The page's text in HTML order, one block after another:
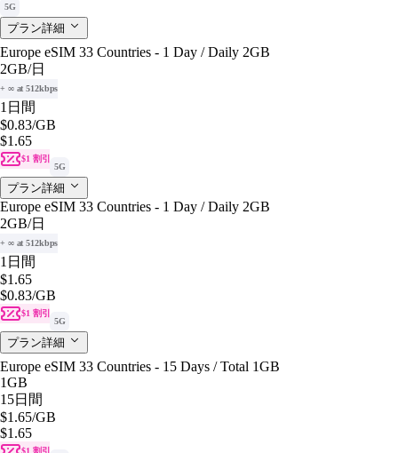
5G
プラン詳細
Europe eSIM 33 Countries - 1 Day / Daily 2GB
2GB/日
+ ∞ at 512kbps
1日間
$0.83/GB
$1.65
$1 割引
5G
プラン詳細
Europe eSIM 33 Countries - 1 Day / Daily 2GB
2GB/日
+ ∞ at 512kbps
1日間
$1.65
$0.83/GB
$1 割引
5G
プラン詳細
Europe eSIM 33 Countries - 15 Days / Total 1GB
1GB
15日間
$1.65/GB
$1.65
$1 割引